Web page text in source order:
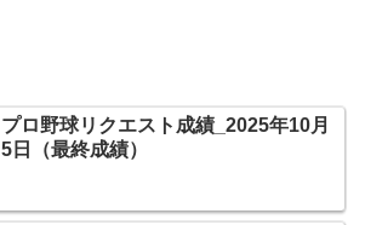
プロ野球リクエスト成績_2025年10月
5日（最終成績）